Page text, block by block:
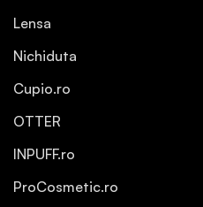
Lensa
Nichiduta
Cupio.ro
OTTER
INPUFF.ro
ProCosmetic.ro